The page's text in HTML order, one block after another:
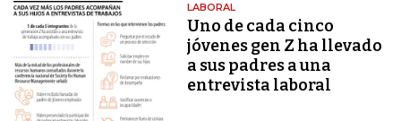
LABORAL
Uno de cada cinco
jóvenes gen Z ha llevado
a sus padres a una
entrevista laboral